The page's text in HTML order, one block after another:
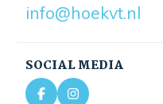
info@hoekvt.nl
SOCIAL MEDIA